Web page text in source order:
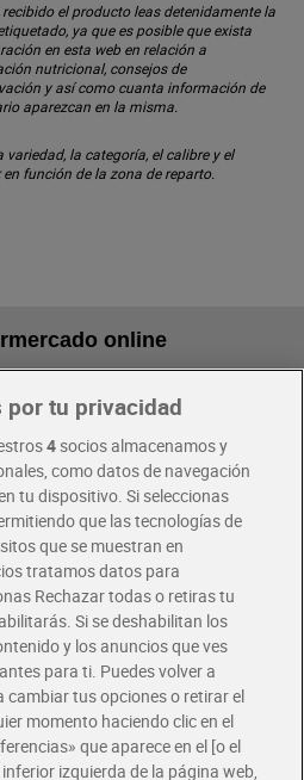
el producto leas detenidamente la
ya que es posible que exista
en esta web en relación a
nutricional, consejos de
y así como cuanta información de
aparezcan en la misma.
la categoría, el calibre y el
función de la zona de reparto.
online
a 100€
Uber Eats
exclusivas.
por tu privacidad
4socios almacenamos y
como datos de navegación
tu dispositivo. Si seleccionas
que las tecnologías de
que se muestran en
tratamos datos para
Rechazar todas o retiras tu
Si se deshabilitan los
y los anuncios que ves
para ti. Puedes volver a
cambiar tus opciones o retirar el
momento haciendo clic en el
que aparece en el [o el
izquierda de la página web,